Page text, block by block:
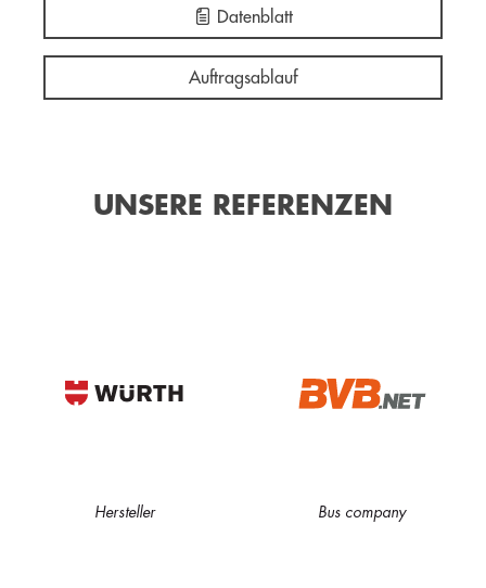
Datenblatt
Auftragsablauf
UNSERE REFERENZEN
Hersteller Bus company